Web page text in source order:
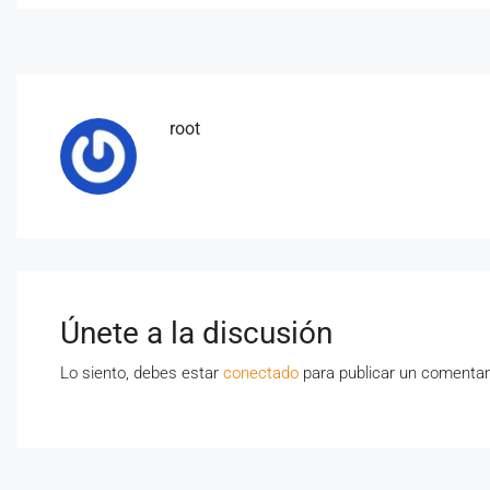
root
Únete a la discusión
Lo siento, debes estar conectado para publicar un